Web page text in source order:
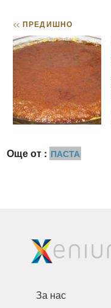
<< ПРЕДИШНО
Още от : ПАСТА
За нас